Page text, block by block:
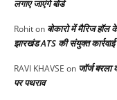
लगाए जाएंगे बोर्ड
Rohiton बोकारो में मैरिज
झारखंड ATS की संयुक्त
RAVI KHAVSE on जॉर्ज
पर पथराव